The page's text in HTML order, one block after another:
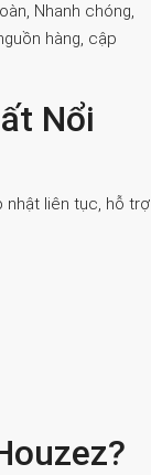
Nhanh chóng,
hàng, cập
Nổi
nhật liên tục, hỗ trợ